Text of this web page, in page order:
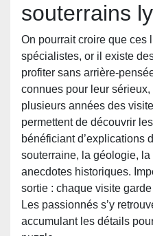
souterrains
On pourrait croire que ces
spécialistes, or il existe
profiter sans arrière-
connues pour leur
plusieurs années des
permettent de découvrir
bénéficiant d’explications
souterraine, la géologie,
anecdotes historiques.
sortie : chaque visite
Les passionnés s’y
accumulant les détails